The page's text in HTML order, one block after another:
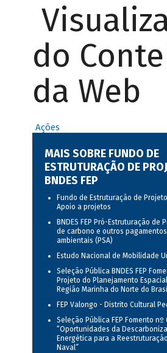
do
da Web
Ações
MAIS SOBRE FUNDO DE
ESTRUTURAÇÃO DE
BNDES FEP
Fundo de Estruturação de
Apoio a projetos
BNDES FEP Pró-Estruturação de
de carbono e outros
ambientais (PSA)
Estudo Nacional de Mobilidade
Seleção Pública BNDES FEP
Projeto do Planejamento
Região Marinha do Norte do
FEP Valongo - Distrito Cultural
Seleção Pública FEP Fomento nº
“Oportunidades da
Energética para a
Naval”